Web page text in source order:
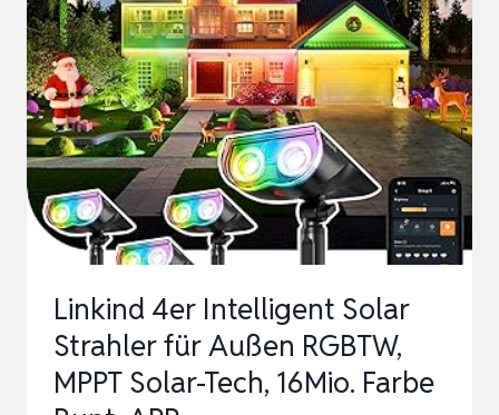
AKKU,
355°/140°
SCHWENKBAR
WLAN
KAMERA
OUTDOOR
KABELLOS
2…
Linkind 4er Intelligent Solar
Strahler für Außen RGBTW,
MPPT Solar-Tech, 16Mio. Farbe